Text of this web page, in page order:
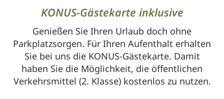
KONUS-Gästekarte inklusive
Genießen Sie Ihren Urlaub doch ohne
Parkplatzsorgen. Für Ihren Aufenthalt erhalten
Sie bei uns die KONUS-Gästekarte. Damit
haben Sie die Möglichkeit, die öffentlichen
Verkehrsmittel (2. Klasse) kostenlos zu nutzen.